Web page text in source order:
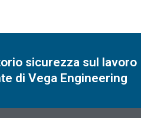
sicurezza sul lavoro
di Vega Engineering